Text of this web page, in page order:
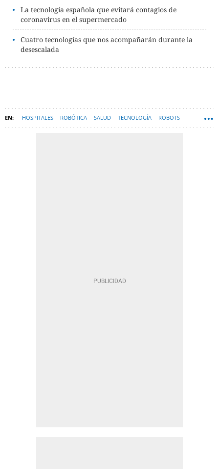
La tecnología española que evitará contagios de
coronavirus en el supermercado
Cuatro tecnologías que nos acompañarán durante la
desescalada
HOSPITALES ROBÓTICA SALUD TECNOLOGÍA ROBOTS